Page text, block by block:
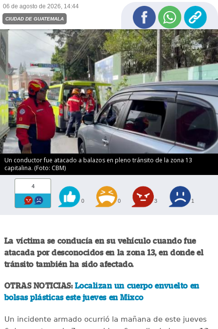
06 de agosto de 2026, 14:44
CIUDAD DE GUATEMALA
Un conductor fue atacado a balazos en pleno tránsito de la zona 13
capitalina. (Foto: CBM)
4
0 0 3 1
La víctima se conducía en su vehículo cuando fue
atacada por desconocidos en la zona 13, en donde el
tránsito también ha sido afectado.
OTRAS NOTICIAS: Localizan un cuerpo envuelto en
bolsas plásticas este jueves en Mixco
Un incidente armado ocurrió la mañana de este jueves